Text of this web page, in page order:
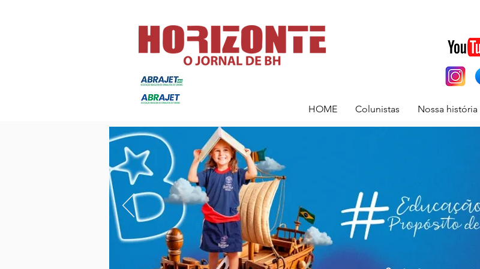
HOME Colunistas Nossa história